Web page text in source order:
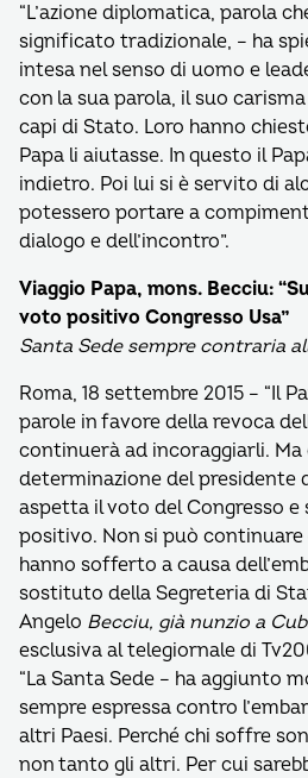
“L’azione diplomatica, parola
significato tradizionale, – ha
intesa nel senso di uomo e
con la sua parola, il suo
capi di Stato. Loro hanno
Papa li aiutasse. In questo il
indietro. Poi lui si è servito di
potessero portare a
dialogo e dell’incontro”.
Viaggio Papa, mons. Becciu:
voto positivo Congresso Usa”
Santa Sede sempre contraria
Roma, 18 settembre 2015 – “Il
parole in favore della revoca
continuerà ad incoraggiarli. Ma
determinazione del presidente
aspetta il voto del Congresso e
positivo. Non si può continuare
hanno sofferto a causa
sostituto della Segreteria di
Angelo Becciu, già nunzio a
esclusiva al telegiornale di
“La Santa Sede – ha aggiunto
sempre espressa contro
altri Paesi. Perché chi soffre
non tanto gli altri. Per cui